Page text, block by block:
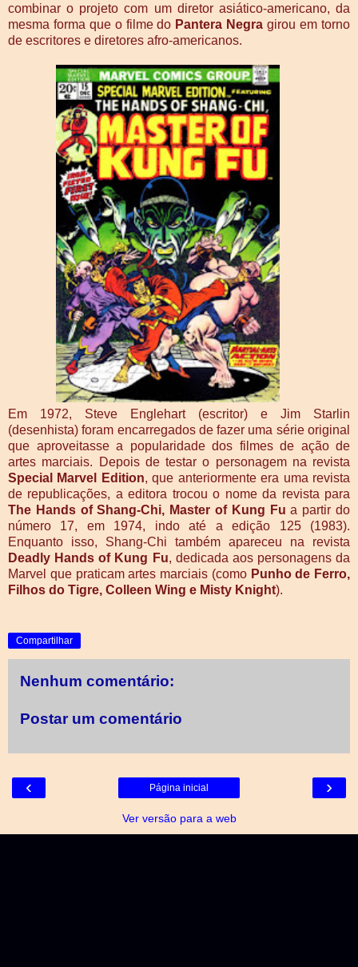
combinar o projeto com um diretor asiático-americano, da
mesma forma que o filme do Pantera Negra girou em torno
de escritores e diretores afro-americanos.
Em 1972, Steve Englehart (escritor) e Jim Starlin
(desenhista) foram encarregados de fazer uma série original
que aproveitasse a popularidade dos filmes de ação de
artes marciais. Depois de testar o personagem na revista
Special Marvel Edition, que anteriormente era uma revista
de republicações, a editora trocou o nome da revista para
The Hands of Shang-Chi, Master of Kung Fu a partir do
número 17, em 1974, indo até a edição 125 (1983).
Enquanto isso, Shang-Chi também apareceu na revista
Deadly Hands of Kung Fu, dedicada aos personagens da
Marvel que praticam artes marciais (como Punho de Ferro,
Filhos do Tigre, Colleen Wing e Misty Knight).
Compartilhar
Nenhum comentário:
Postar um comentário
‹ ›
Página inicial
Ver versão para a web